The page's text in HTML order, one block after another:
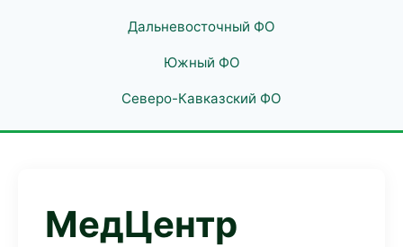
Дальневосточный ФО
Южный ФО
Северо-Кавказский ФО
МедЦентр